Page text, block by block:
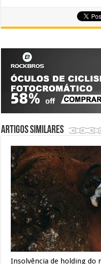
Artigos similares
Insolvência de holding do